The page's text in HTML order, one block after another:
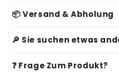
📦 Versand & Abholung
🔎 Sie suchen etwas
❓ Frage Zum Produkt?